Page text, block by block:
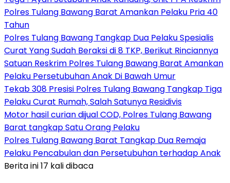
Polres Tulang Bawang Barat Amankan Pelaku Pria 40
Tahun
Polres Tulang Bawang Tangkap Dua Pelaku Spesialis
Curat Yang Sudah Beraksi di 8 TKP, Berikut Rinciannya
Satuan Reskrim Polres Tulang Bawang Barat Amankan
Pelaku Persetubuhan Anak Di Bawah Umur
Tekab 308 Presisi Polres Tulang Bawang Tangkap Tiga
Pelaku Curat Rumah, Salah Satunya Residivis
Motor hasil curian dijual COD, Polres Tulang Bawang
Barat tangkap Satu Orang Pelaku
Polres Tulang Bawang Barat Tangkap Dua Remaja
Pelaku Pencabulan dan Persetubuhan terhadap Anak
Berita ini 17 kali dibaca